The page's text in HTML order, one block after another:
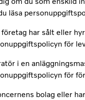
läsa
har sålt eller
för
i en
för
bolag eller